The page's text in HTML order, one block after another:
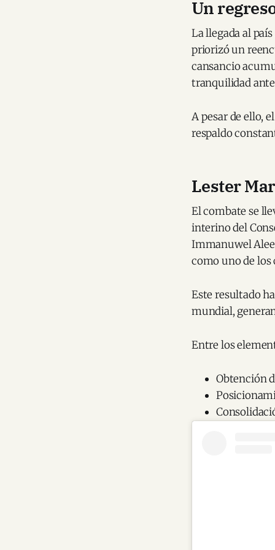
Un
La llegada al
priorizó un
cansancio
tranquilidad
A pesar de ello,
respaldo
Lester
El combate se
interino del
Immanuwel
como uno de los
Este resultado
mundial,
Entre los
Obtención